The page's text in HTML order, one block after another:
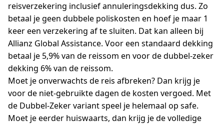
reisverzekering inclusief annuleringsdekking dus. Zo
betaal je geen dubbele poliskosten en hoef je maar 1
keer een verzekering af te sluiten. Dat kan alleen bij
Allianz Global Assistance. Voor een standaard dekking
betaal je 5,9% van de reissom en voor de dubbel-zeker
dekking 6% van de reissom.
Moet je onverwachts de reis afbreken? Dan krijg je
voor de niet-gebruikte dagen de kosten vergoed. Met
de Dubbel-Zeker variant speel je helemaal op safe.
Moet je eerder huiswaarts, dan krijg je de volledige